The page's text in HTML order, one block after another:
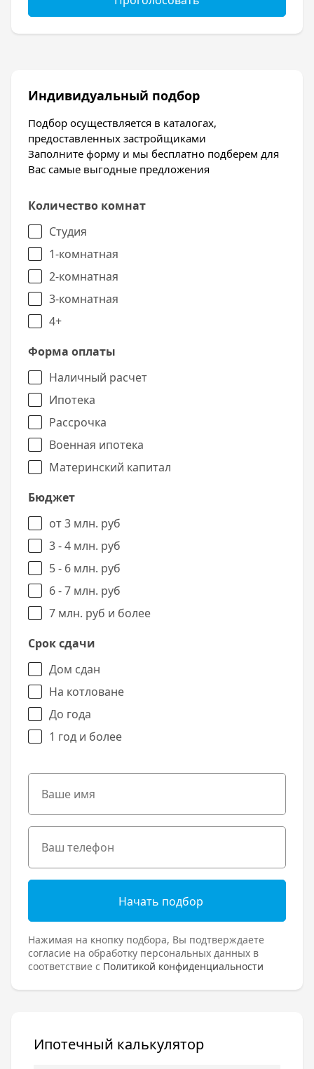
канализация, электричество.
Индивидуальный подбор
Подбор осуществляется в каталогах,
предоставленных застройщиками
Заполните форму и мы бесплатно подберем для
Вас самые выгодные предложения
Количество комнат
Студия
1-комнатная
2-комнатная
3-комнатная
4+
Форма оплаты
Наличный расчет
Ипотека
Рассрочка
Военная ипотека
Материнский капитал
Бюджет
от 3 млн. руб
3 - 4 млн. руб
5 - 6 млн. руб
6 - 7 млн. руб
7 млн. руб и более
Срок сдачи
Дом сдан
На котловане
До года
1 год и более
Начать подбор
Нажимая на кнопку подбора, Вы подтверждаете
согласие на обработку персональных данных в
соответствие с Политикой конфиденциальности
Ипотечный калькулятор